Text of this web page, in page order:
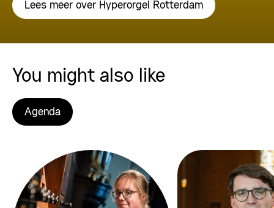
Lees meer over Hyperorgel Rotterdam
You might also like
Agenda